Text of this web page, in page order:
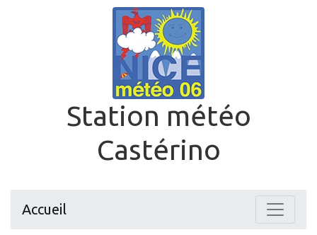
Station météo
Castérino
Accueil